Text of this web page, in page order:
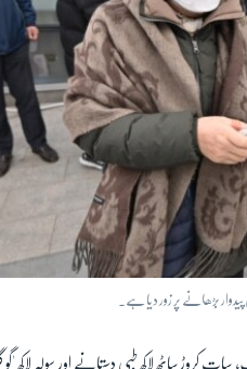
بڑھانے پر زور دیا ہے۔
سات کروڑ ساٹھ لاکھ طبی دستانے اور سولہ